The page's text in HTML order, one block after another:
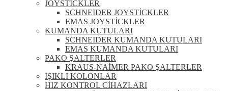
JOYSTİCKLER
SCHNEIDER JOYSTİCKLER
EMAS JOYSTİCKLER
KUMANDA KUTULARI
SCHNEIDER KUMANDA KUTULARI
EMAS KUMANDA KUTULARI
PAKO ŞALTERLER
KRAUS-NAİMER PAKO ŞALTERLER
IŞIKLI KOLONLAR
HIZ KONTROL CİHAZLARI